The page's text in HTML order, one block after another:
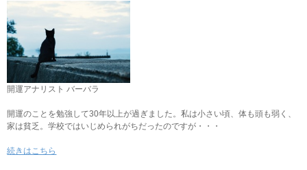
開運アナリスト バーバラ
開運のことを勉強して30年以上が過ぎました。私は小さい頃、体も頭も弱く、
家は貧乏。学校ではいじめられがちだったのですが・・・
続きはこちら